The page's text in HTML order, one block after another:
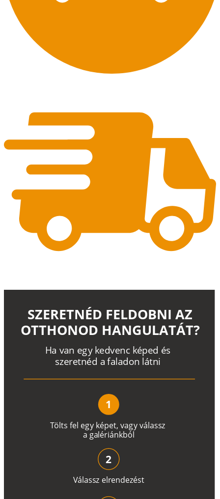
Tölts fel egy képet, vagyválassz
a galériánkból
Ha van egy kedvenc képed és
szeretnéd a faladon látni
SZERETNÉD FELDOBNI AZ
OTTHONOD HANGULATÁT?
1
Válassz elrendezést
2